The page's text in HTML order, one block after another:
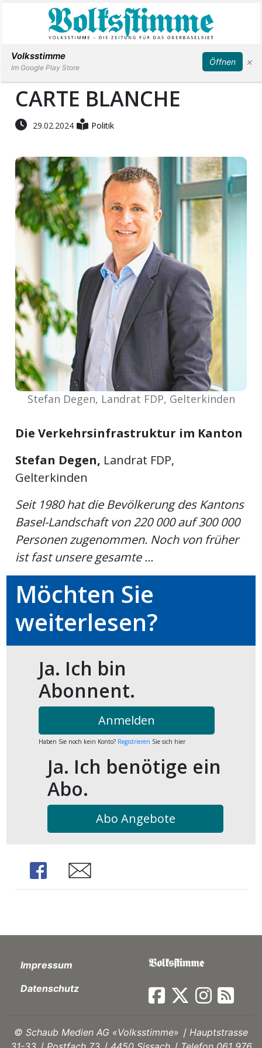
Immobilien
Stellen
E-
Paper
Fussball
Abonnieren Anmelden
CARTE BLANCHE
29.02.2024 Politik
Stefan Degen, Landrat FDP, Gelterkinden
Die Verkehrsinfrastruktur im Kanton
Stefan Degen, Landrat FDP,
Gelterkinden
Seit 1980 hat die Bevölkerung des Kantons
Basel-Landschaft von 220 000 auf 300 000
Personen zugenommen. Noch von früher
ist fast unsere gesamte ...
Möchten Sie
weiterlesen?
Ja. Ich bin
Abonnent.
Anmelden
Haben Sie noch kein Konto? Registrieren Sie sich hier
Ja. Ich benötige ein
Abo.
Abo Angebote
Share Share
Impressum
Datenschutz
© Schaub Medien AG «Volksstimme» ∣ Hauptstrasse
Volksstimme
Im Google Play Store
Öffnen ×